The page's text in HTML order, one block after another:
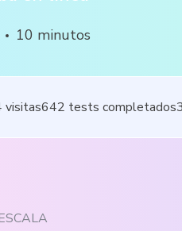
10 minutos
visitas642 tests completados3